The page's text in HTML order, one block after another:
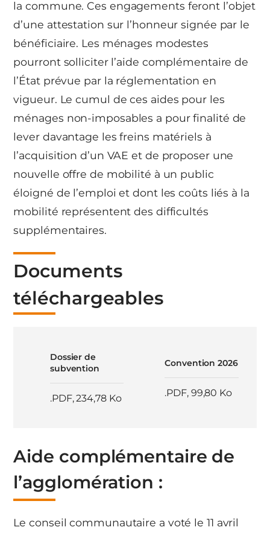
la commune. Ces engagements feront l’objet
d’une attestation sur l’honneur signée par le
bénéficiaire. Les ménages modestes
pourront solliciter l’aide complémentaire de
l’État prévue par la réglementation en
vigueur. Le cumul de ces aides pour les
ménages non-imposables a pour finalité de
lever davantage les freins matériels à
l’acquisition d’un VAE et de proposer une
nouvelle offre de mobilité à un public
éloigné de l’emploi et dont les coûts liés à la
mobilité représentent des difficultés
supplémentaires.
Documents
téléchargeables
Dossier de
subvention
.PDF,234,78 Ko
Convention 2026
.PDF, 99,80 Ko
Aide complémentaire de
l’agglomération :
Le conseil communautaire a voté le 11 avril